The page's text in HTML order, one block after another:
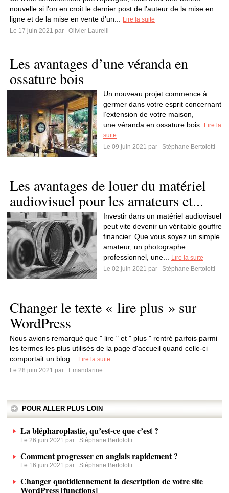
nouvelle si l’on en croit le dernier post de l’auteur de la mise en
ligne et de la mise en vente d’un...
Lire la suite
Le 17 juin 2021 par
Olivier Laurelli
Les avantages d’une véranda en
ossature bois
Un nouveau projet commence à
germer dans votre esprit concernant
l’extension de votre maison,
une véranda en ossature bois.
Lire la
suite
Le 09 juin 2021 par
Stéphane Bertolotti
Les avantages de louer du matériel
audiovisuel pour les amateurs et...
Investir dans un matériel audiovisuel
peut vite devenir un véritable gouffre
financier. Que vous soyez un simple
amateur, un photographe
professionnel, une...
Lire la suite
Le 02 juin 2021 par
Stéphane Bertolotti
Changer le texte « lire plus » sur
WordPress
Nous avions remarqué que " lire " et " plus " rentré parfois parmi
les termes les plus utilisés de la page d'accueil quand celle-ci
comportait un blog...
Lire la suite
Le 28 juin 2021 par
Emandarine
POUR ALLER PLUS LOIN
La blépharoplastie, qu’est-ce que c’est ?
Le 26 juin 2021 par Stéphane Bertolotti :
Comment progresser en anglais rapidement ?
Le 16 juin 2021 par Stéphane Bertolotti :
Changer quotidiennement la description de votre site
WordPress [functions]